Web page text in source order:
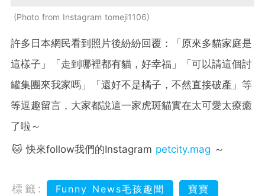
Photo from Instagram tomeji1106
許多日本網民看到照片後紛紛回覆：「原來多貓家庭是
這樣子」「走到哪裡都有貓，好幸福」「可以請這個討
罐集團來我家嗎」「還好不是橘子，不然直接破產」等
等逗趣留言，大家都說這一家虎斑貓實在太可愛太療癒
了啦～
🐱 快來follow我們的Instagram petcity.mag ～
標籤: Funny News毛孩趣聞
寶寶